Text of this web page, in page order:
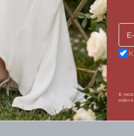
ayakkabının formunu
şıklık sergilemenize
Letafia kalitesini her
Unutmayın;
E-